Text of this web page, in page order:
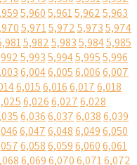
5,9605,9615,9625,963
5,9715,9725,9735,974
5,9825,9835,9845,985
5,9935,9945,9955,996
6,0046,0056,0066,007
6,0156,0166,0176,018
6,0266,0276,028
6,0366,0376,0386,039
6,0476,0486,0496,050
6,0586,0596,0606,061
6,0696,0706,0716,072